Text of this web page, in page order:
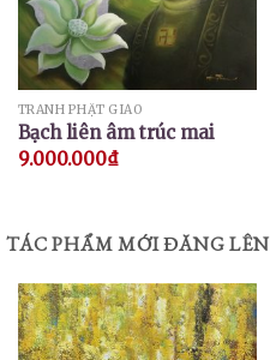
TRANH PHẬT GIÁO
Bạch liên âm trúc mai
9.000.000₫
TÁC PHẨM MỚI ĐĂNG LÊN